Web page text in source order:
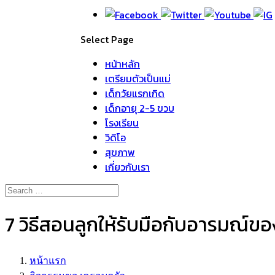
Select Page
หน้าหลัก
เตรียมตัวเป็นแม่
เด็กวัยแรกเกิด
เด็กอายุ 2-5 ขวบ
โรงเรียน
วิดิโอ
สุขภาพ
เกี่ยวกับเรา
7 วิธีสอนลูกให้รับมือกับอารมณ์ขอ
หน้าแรก